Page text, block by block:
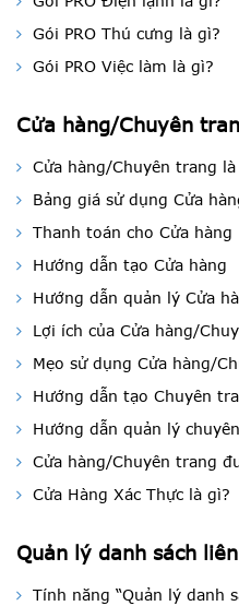
Gói PRO Thú cưng là gì?
Gói PRO Việc làm là gì?
Cửa hàng/Chuyên
Cửa hàng/Chuyên trang là
Bảng giá sử dụng Cửa
Thanh toán cho Cửa hàng
Hướng dẫn tạo Cửa hàng
Hướng dẫn quản lý Cửa
Lợi ích của Cửa hàng/
Mẹo sử dụng Cửa hàng/
Hướng dẫn tạo Chuyên
Hướng dẫn quản lý
Cửa hàng/Chuyên trang
Cửa Hàng Xác Thực là gì?
Quản lý danh sách
Tính năng “Quản lý danh